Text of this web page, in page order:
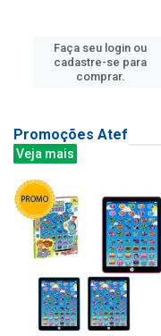
Faça seu login ou
cadastre-se para
comprar.
Promoções Atef
Veja mais